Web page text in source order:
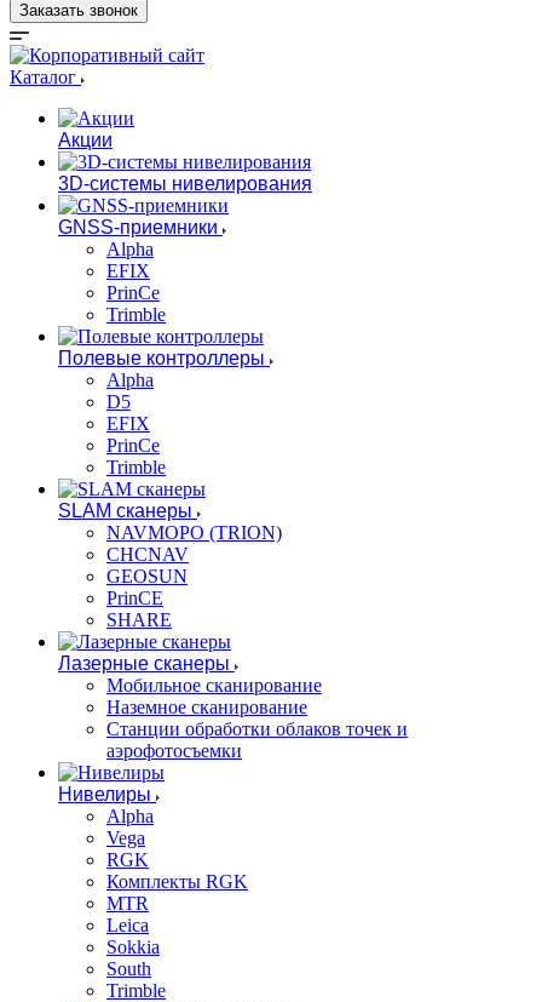
Заказать звонок
Каталог
Акции
3D-системы нивелирования
GNSS-приемники
Alpha
EFIX
PrinCe
Trimble
Полевые контроллеры
Alpha
D5
EFIX
PrinCe
Trimble
SLAM сканеры
NAVMOPO (TRION)
CHCNAV
GEOSUN
PrinCE
SHARE
Лазерные сканеры
Мобильное сканирование
Наземное сканирование
Станции обработки облаков точек и
аэрофотосъемки
Нивелиры
Alpha
Vega
RGK
Комплекты RGK
MTR
Leica
Sokkia
South
Trimble